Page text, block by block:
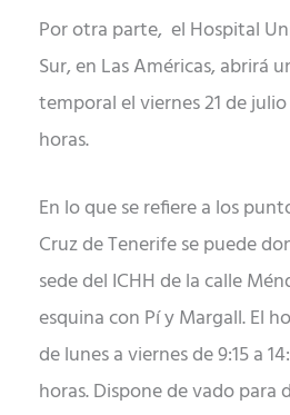
Por otra parte, el Hospital
Sur, en Las Américas, abrirá
temporal el viernes 21 de julio
horas.
En lo que se refiere a los
Cruz de Tenerife se puede
sede del ICHH de la calle
esquina con Pí y Margall. El
de lunes a viernes de 9:15 a
horas. Dispone de vado para